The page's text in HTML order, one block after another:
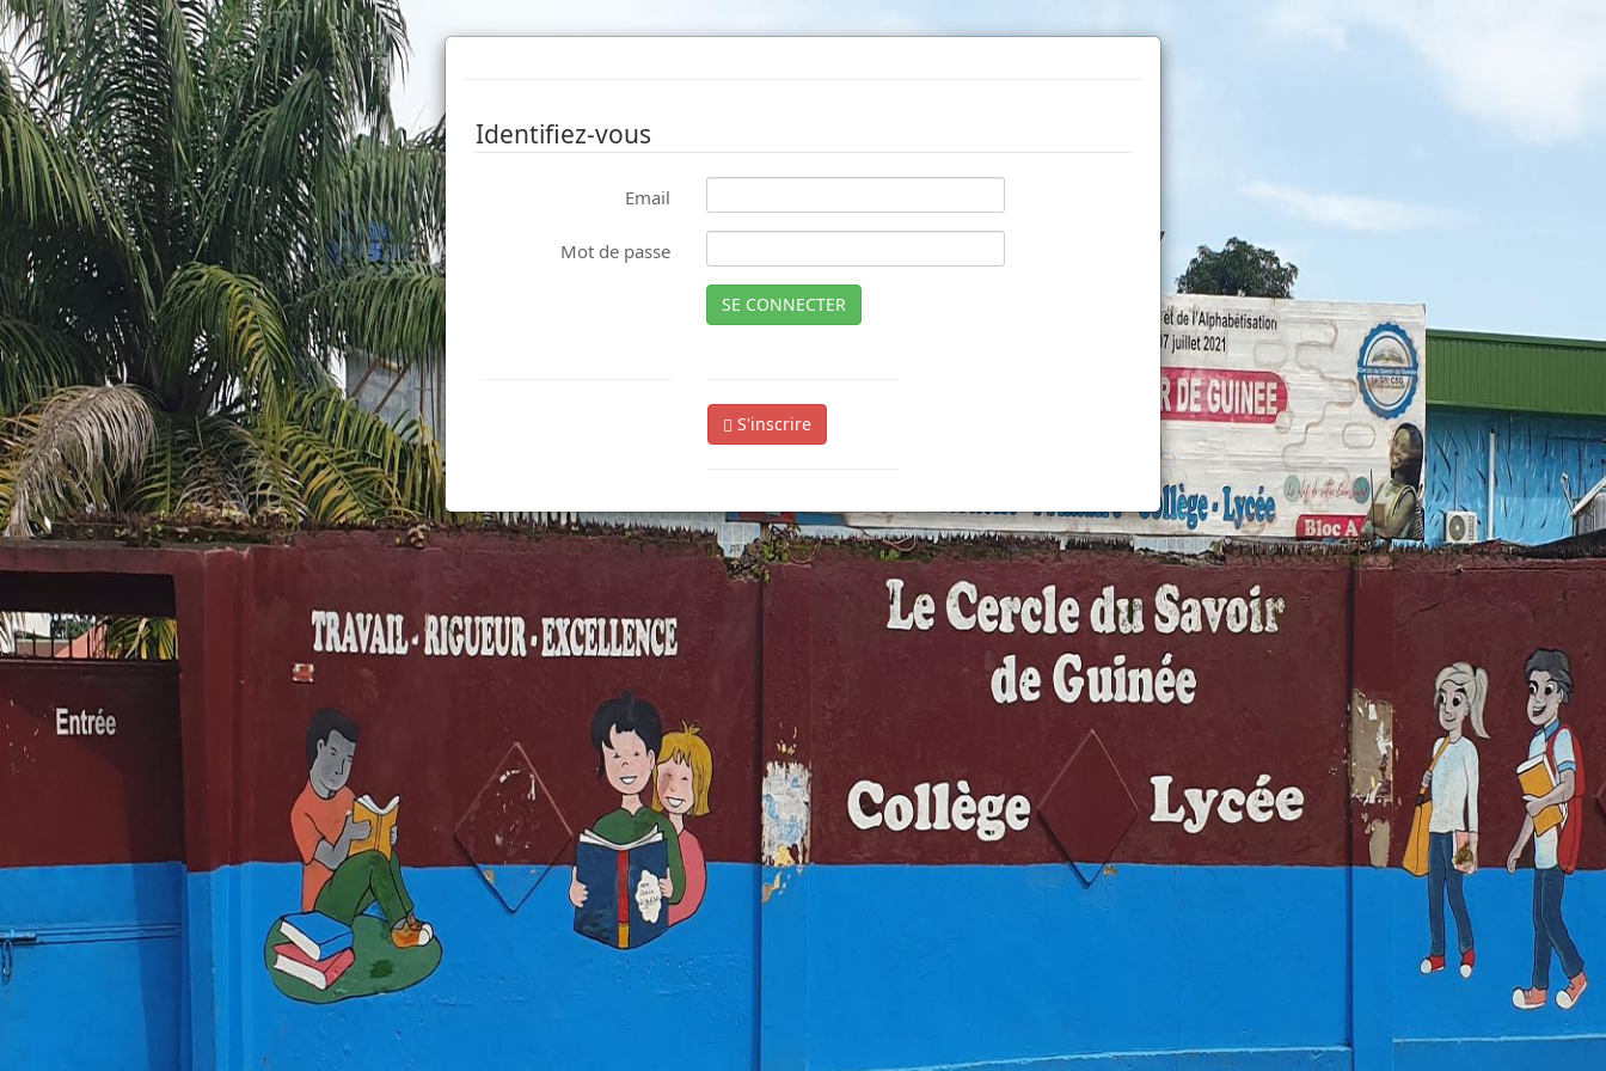
Identifiez-vous
Email
Mot de passe
SE CONNECTER
S'inscrire